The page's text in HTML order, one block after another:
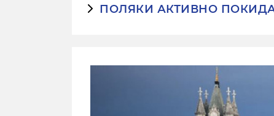
ПОЛЯКИ АКТИВНО